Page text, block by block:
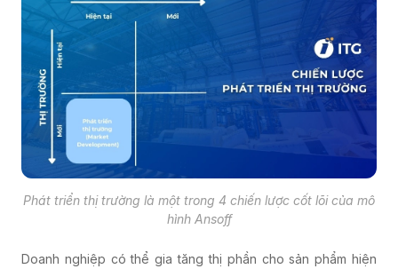
Phát triển thị trường là một trong 4 chiến lược cốt lõi của mô
hình Ansoff
Doanh nghiệp có thể gia tăng thị phần cho sản phẩm hiện